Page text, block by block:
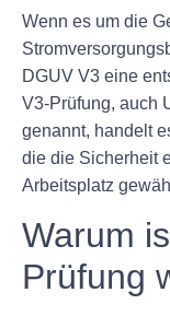
Wenn es um die
DGUV V3 eine
V3-Prüfung, auch
genannt, handelt
die die Sicherheit
Arbeitsplatz
Warum
Prüfung